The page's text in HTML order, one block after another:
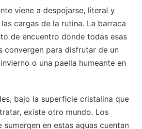
viene a despojarse, literal y
cargas de la rutina. La barraca
de encuentro donde todas esas
convergen para disfrutar de un
o una paella humeante en
bajo la superficie cristalina que
existe otro mundo. Los
sumergen en estas aguas cuentan